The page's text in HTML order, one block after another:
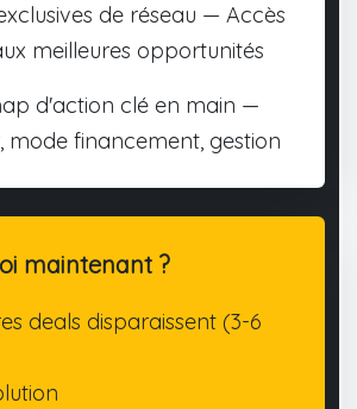
de réseau — Accès
meilleures opportunités
d'action clé en main —
mode financement, gestion
maintenant ?
deals disparaissent (3-6